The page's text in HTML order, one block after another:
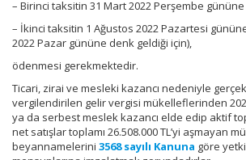
– Birinci taksitin 31 Mart 2022 Perşembe
– İkinci taksitin 1 Ağustos 2022 Pazartesi
2022 Pazar gününe denk geldiği için),
ödenmesi gerekmektedir.
Ticari, zirai ve mesleki kazancı nedeniyle
vergilendirilen gelir vergisi mükelleflerinden
ya da serbest meslek kazancı elde edip aktif
net satışlar toplamı 26.508.000 TL’yi aşmayan
beyannamelerini 3568 sayılı Kanuna göre